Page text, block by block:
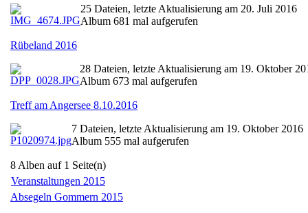
25 Dateien, letzte Aktualisierung am 20. Juli 2016
Album 681 mal aufgerufen
Rübeland 2016
28 Dateien, letzte Aktualisierung am 19. Oktober
Album 673 mal aufgerufen
Treff am Angersee 8.10.2016
7 Dateien, letzte Aktualisierung am 19. Oktober 2016
Album 555 mal aufgerufen
8 Alben auf 1 Seite(n)
Veranstaltungen 2015
Absegeln Gommern 2015